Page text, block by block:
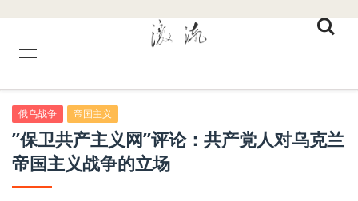
俄乌战争 帝国主义
”保卫共产主义网”评论：共产党人对乌克兰
帝国主义战争的立场